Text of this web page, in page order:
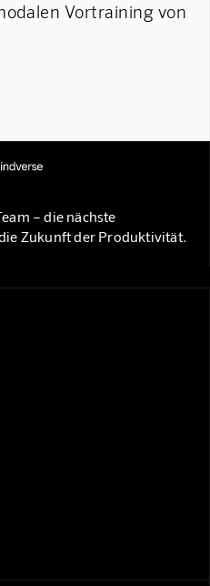
Vortraining von
– die nächste
Zukunft der Produktivität.